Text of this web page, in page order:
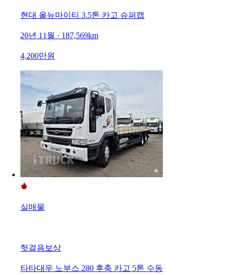
현대 올뉴마이티 3.5톤 카고 슈퍼캡
20년 11월 · 187,569km
4,200만원
실매물
헛걸음보상
타타대우 노부스 280 후축 카고 5톤 수동